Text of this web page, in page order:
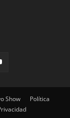
Show
Política